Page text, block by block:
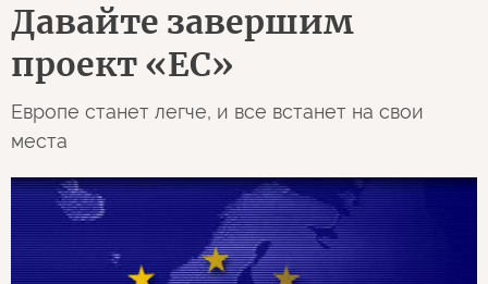
Давайте завершим
проект «ЕС»
Европе станет легче, и все встанет на свои
места